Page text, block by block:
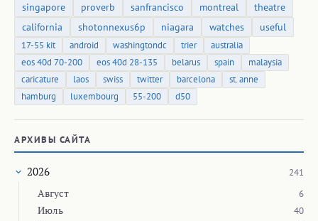
singapore
proverb sanfrancisco montreal
theatre
california
shotonnexus6p niagara watches useful
17-55 kit android washingtondc trier
australia
eos 40d 70-200
eos 40d 28-135 belarus spain
malaysia
caricature
laos swiss twitter barcelona
st. anne
hamburg
luxembourg 55-200 d50
АРХИВЫ САЙТА
2026 241
Август 6
Июль 40